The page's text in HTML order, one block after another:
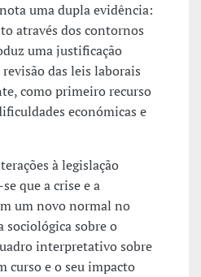
uma dupla evidência:
através dos contornos
uma justificação
das leis laborais
como primeiro recurso
económicas e
à legislação
que a crise e a
um novo normal no
sociológica sobre o
interpretativo sobre
curso e o seu impacto